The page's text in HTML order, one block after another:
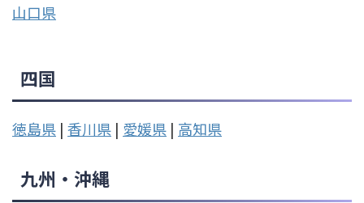
山口県
四国
徳島県 | 香川県 | 愛媛県 | 高知県
九州・沖縄